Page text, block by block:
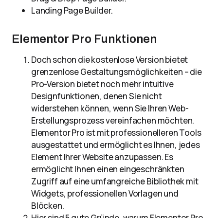
Landing Page Builder.
Elementor Pro Funktionen
Doch schon die kostenlose Version bietet
grenzenlose Gestaltungsmöglichkeiten – die
Pro-Version bietet noch mehr intuitive
Designfunktionen, denen Sie nicht
widerstehen können, wenn Sie Ihren Web-
Erstellungsprozess vereinfachen möchten.
Elementor Pro ist mit professionelleren Tools
ausgestattet und ermöglicht es Ihnen, jedes
Element Ihrer Website anzupassen. Es
ermöglicht Ihnen einen eingeschränkten
Zugriff auf eine umfangreiche Bibliothek mit
Widgets, professionellen Vorlagen und
Blöcken.